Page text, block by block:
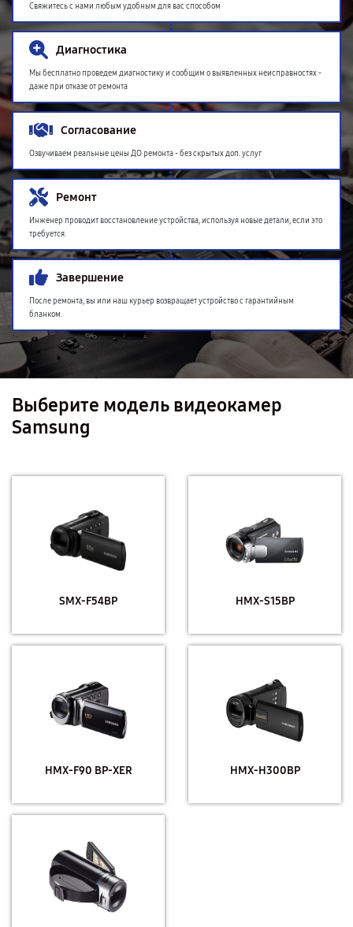
Свяжитесь с нами любым удобным для вас способом
Диагностика
Мы бесплатно проведем диагностику и сообщим о выявленных неисправностях -
даже при отказе от ремонта
Согласование
Озвучиваем реальные цены ДО ремонта - без скрытых доп. услуг
Ремонт
Инженер проводит восстановление устройства, используя новые детали, если это
требуется.
Завершение
После ремонта, вы или наш курьер возвращает устройство с гарантийным
бланком.
Выберите модель видеокамер
Samsung
SMX-F54BP HMX-S15BP
HMX-F90 BP-XER HMX-H300BP